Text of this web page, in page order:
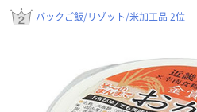
パックご飯/リゾット/米加工品 2位